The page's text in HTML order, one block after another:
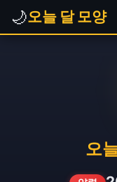
🌙오늘 달 모양
오